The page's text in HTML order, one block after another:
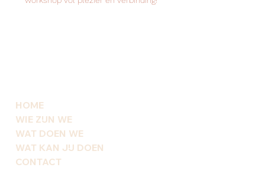
HOME
WIE ZIJN WE
WAT DOEN WE
WAT KAN JIJ DOEN
CONTACT